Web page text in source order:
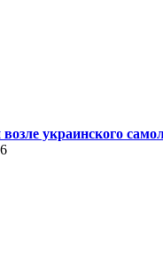
украинского